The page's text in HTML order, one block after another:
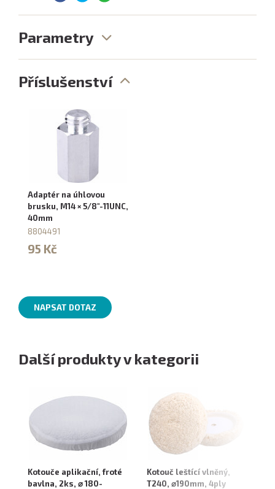
Parametry
Příslušenství
Adaptér na úhlovou
brusku, M14 × 5/8"-11UNC,
40mm
8804491
95 Kč
NAPSAT DOTAZ
Další produkty v kategorii
Kotouče aplikační, froté
bavlna, 2ks, ⌀ 180-
Kotouč leštící vlněný,
T240, ⌀190mm, 4ply